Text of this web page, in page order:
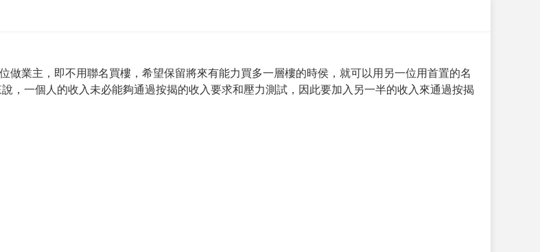
做業主，即不用聯名買樓，希望保留將來有能力買多一層樓的時侯，就可以用另一位用首置的名
，一個人的收入未必能夠通過按揭的收入要求和壓力測試，因此要加入另一半的收入來通過按揭